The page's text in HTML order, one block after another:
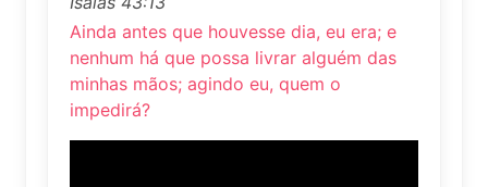
Ainda antes que houvesse dia, eu era; e
nenhum há que possa livrar alguém das
minhas mãos; agindo eu, quem o
impedirá?